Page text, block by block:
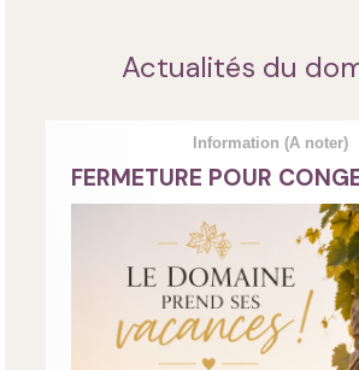
Actualités du
Information (A noter)
FERMETURE POUR